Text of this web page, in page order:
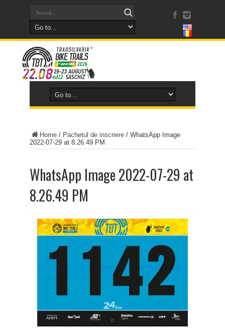
Home / Pachetul de inscriere / WhatsApp Image
2022-07-29 at 8.26.49 PM
WhatsApp Image 2022-07-29 at
8.26.49 PM